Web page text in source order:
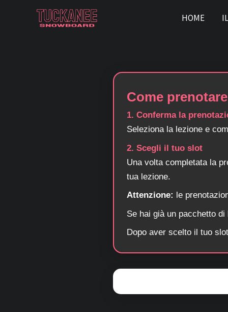
HOME
Come
1. Conferma la
Seleziona la lezione e
2. Scegli il tuo slot
Una volta completata la
tua lezione.
Attenzione: le
Se hai già un pacchetto
Dopo aver scelto il tuo